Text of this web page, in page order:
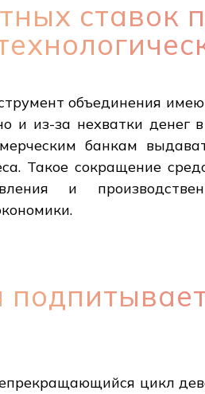
ставок
объединения
и из-за нехватки денег
банкам
Такое сокращение
и
цикл